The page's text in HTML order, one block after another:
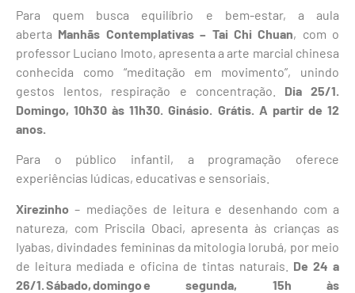
Para quem busca equilíbrio e bem-estar, a aula
aberta Manhãs Contemplativas – Tai Chi Chuan, com o
professor Luciano Imoto, apresenta a arte marcial chinesa
conhecida como “meditação em movimento”, unindo
gestos lentos, respiração e concentração. Dia 25/1.
Domingo, 10h30 às 11h30. Ginásio. Grátis. A partir de 12
anos.
Para o público infantil, a programação oferece
experiências lúdicas, educativas e sensoriais.
Xirezinho – mediações de leitura e desenhando com a
natureza, com Priscila Obaci, apresenta às crianças as
Iyabas, divindades femininas da mitologia Iorubá, por meio
de leitura mediada e oficina de tintas naturais. De 24 a
26/1. Sábado, domingo e segunda, 15h às